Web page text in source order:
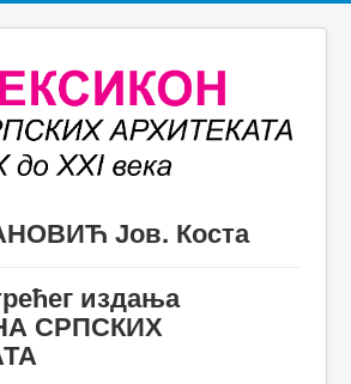
Јов. Коста
издања
СРПСКИХ